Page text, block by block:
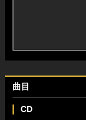
曲目
CD